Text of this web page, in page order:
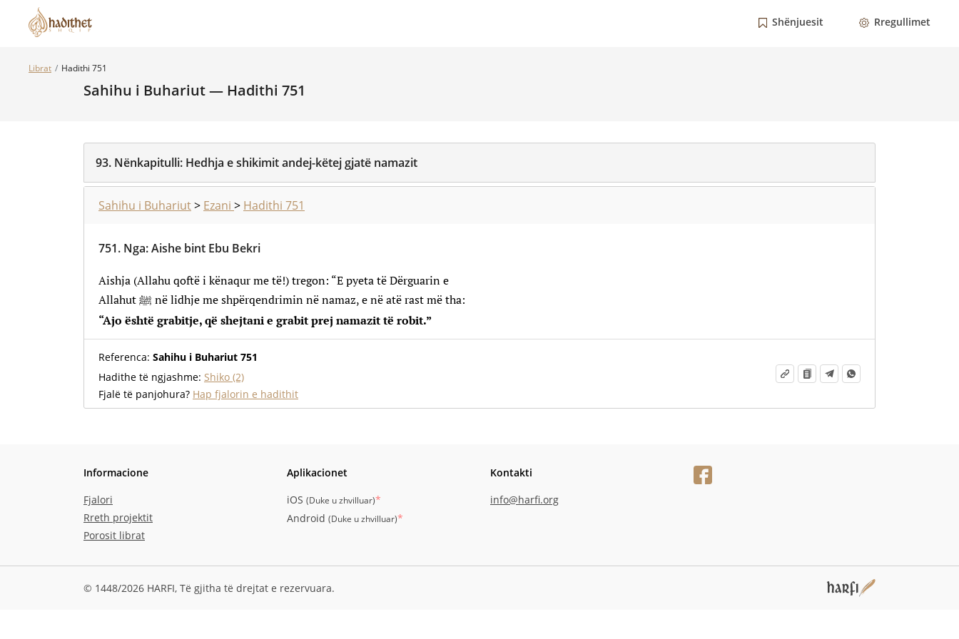
Shënjuesit Rregullimet
Librat Hadithi 751
Sahihu i Buhariut — Hadithi 751
93. Nënkapitulli: Hedhja e shikimit andej-këtej gjatë namazit
Sahihu i Buhariut> Ezani > Hadithi 751
751. Nga:Aishe bint Ebu Bekri
Aishja (Allahu qoftë i kënaqur me të!) tregon: “E pyeta të Dërguarin e
Allahut ﷺ në lidhje me shpërqendrimin në namaz, e në atë rast më tha:
“Ajo është grabitje, që shejtani e grabit prej namazit të robit.”
Referenca: Sahihu i Buhariut 751
Hadithe të ngjashme: Shiko (2)
Fjalë të panjohura? Hap fjalorin e hadithit
Informacione
Fjalori
Rreth projektit
Porosit librat
Aplikacionet
iOS (Duke u zhvilluar)*
Android (Duke u zhvilluar)*
Kontakti
info@harfi.org
© 1448/2026 HARFI, Të gjitha të drejtat e rezervuara.